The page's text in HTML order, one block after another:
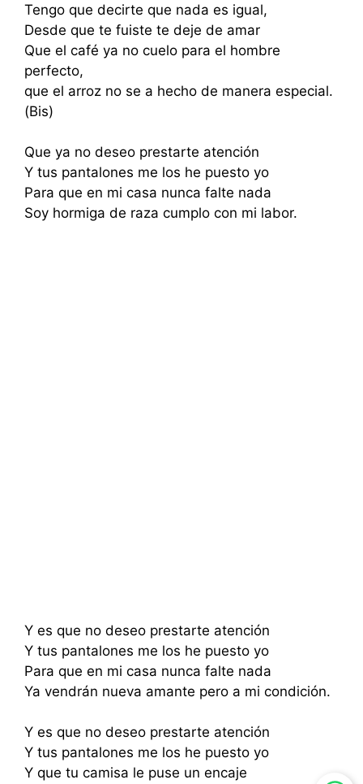
Tengo que decirte que nada es igual,
Desde que te fuiste te deje de amar
Que el café ya no cuelo para el hombre
perfecto,
que el arroz no se a hecho de manera especial.
(Bis)
Que ya no deseo prestarte atención
Y tus pantalones me los he puesto yo
Para que en mi casa nunca falte nada
Soy hormiga de raza cumplo con mi labor.
Y es que no deseo prestarte atención
Y tus pantalones me los he puesto yo
Para que en mi casa nunca falte nada
Ya vendrán nueva amante pero a mi condición.
Y es que no deseo prestarte atención
Y tus pantalones me los he puesto yo
Y que tu camisa le puse un encaje